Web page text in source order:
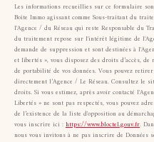
Les informations recueillies sur ce formulaire
Boite Immo agissant comme Sous-traitant du
l'Agence / du Réseau qui reste Responsable du
du traitement repose sur l'intérêt légitime de
demande de suppression et sont destinées à
et libertés », vous disposez des droits d’accès,
de portabilité de vos données. Vous pouvez
directement l’Agence / Le Réseau. Consultez le
droits. Si vous estimez, après avoir contacté
Libertés » ne sont pas respectés, vous pouvez
de l’existence de la liste d'opposition au
vous inscrire ici :https://www.bloctel.gouv.fr.
nous vous invitons à ne pas inscrire de Données